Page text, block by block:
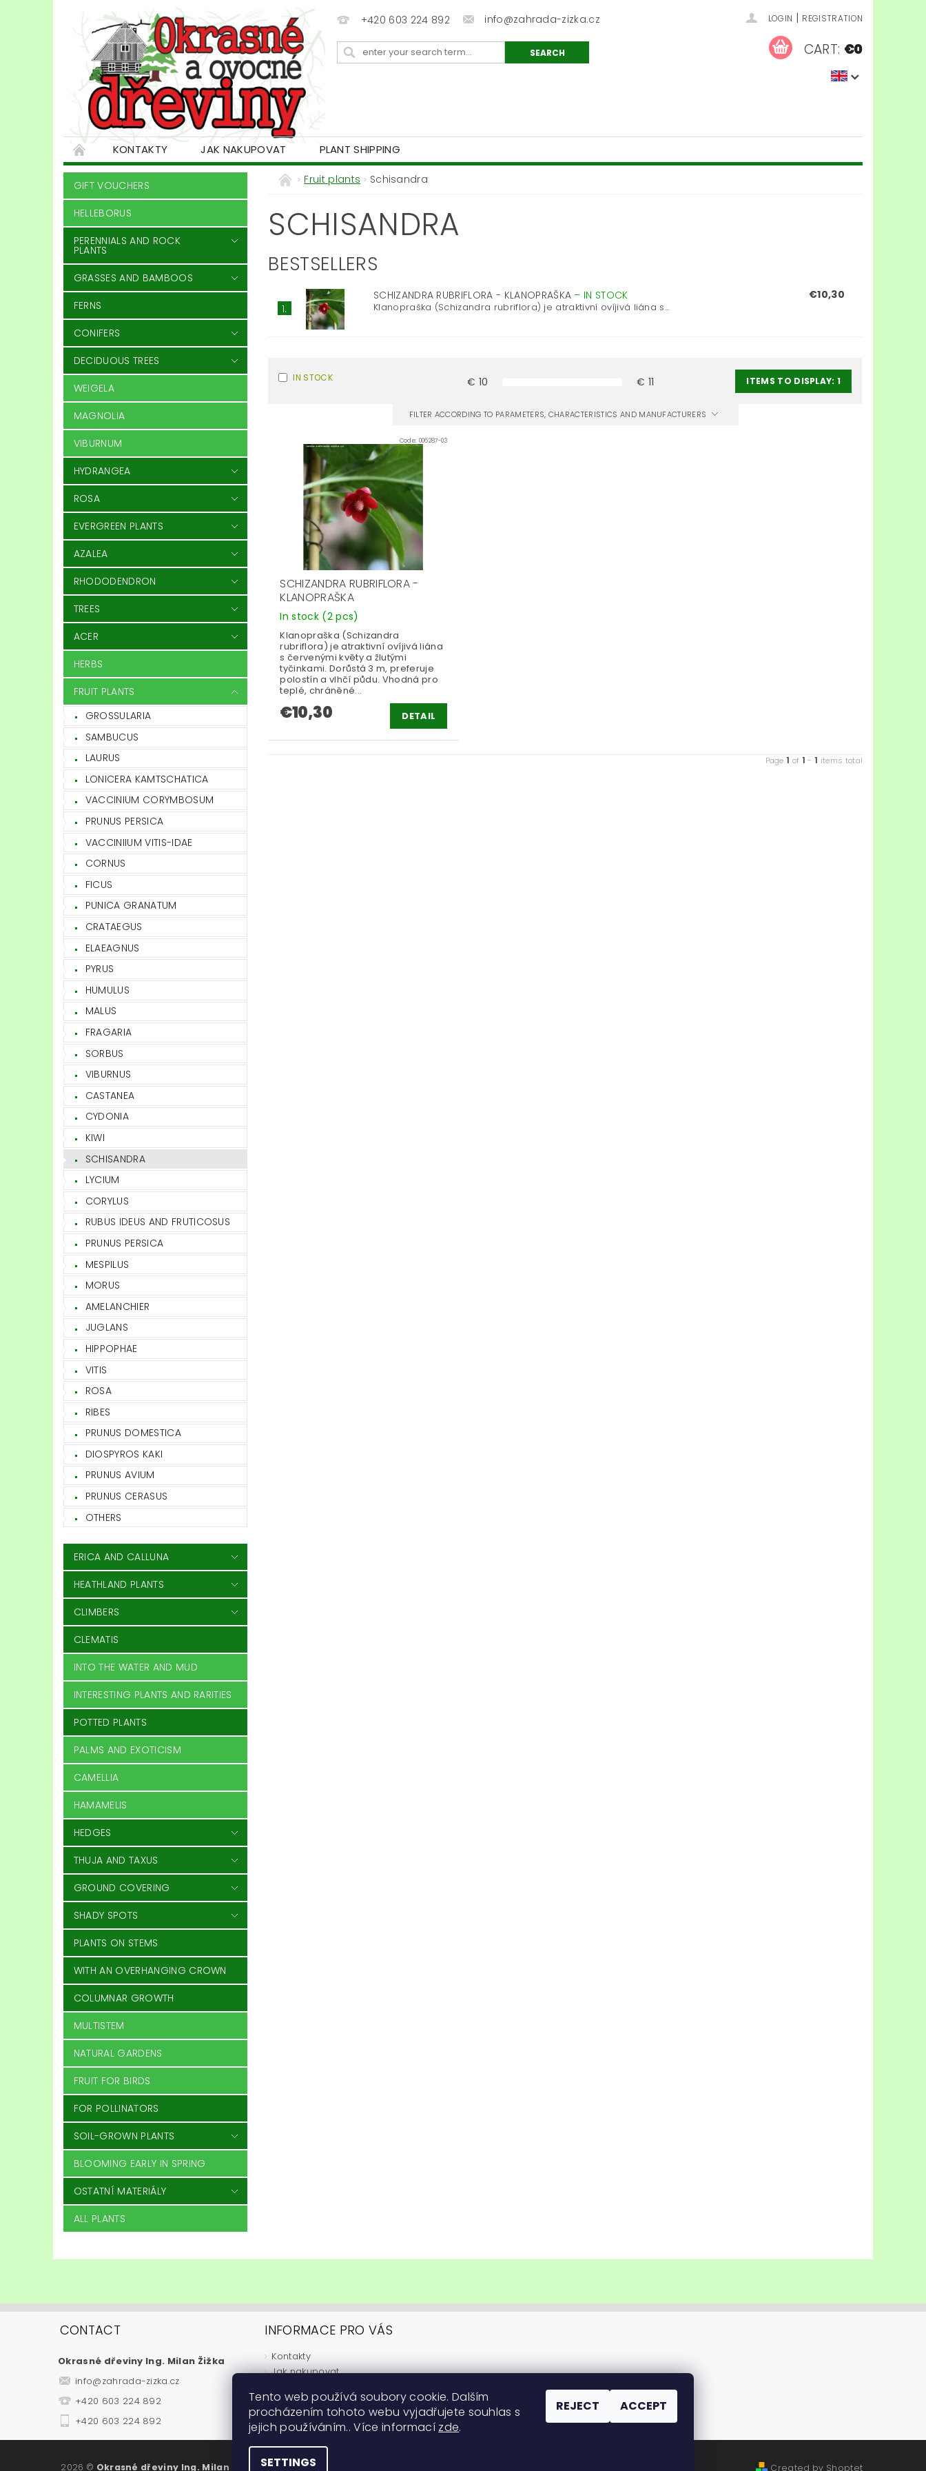
+420 603 224 892 info@zahrada-zizka.cz LOGIN | REGISTRATION
CART: €0
KONTAKTY JAK NAKUPOVAT PLANT SHIPPING
GIFT VOUCHERS
HELLEBORUS
PERENNIALS AND ROCK
PLANTS
GRASSES AND BAMBOOS
FERNS
CONIFERS
DECIDUOUS TREES
WEIGELA
MAGNOLIA
VIBURNUM
HYDRANGEA
ROSA
EVERGREEN PLANTS
AZALEA
RHODODENDRON
TREES
ACER
HERBS
FRUIT PLANTS
GROSSULARIA
SAMBUCUS
LAURUS
LONICERA KAMTSCHATICA
VACCINIUM CORYMBOSUM
PRUNUS PERSICA
VACCINIIUM VITIS-IDAE
CORNUS
FICUS
PUNICA GRANATUM
CRATAEGUS
ELAEAGNUS
PYRUS
HUMULUS
MALUS
FRAGARIA
SORBUS
VIBURNUS
CASTANEA
CYDONIA
KIWI
SCHISANDRA
LYCIUM
CORYLUS
RUBUS IDEUS AND FRUTICOSUS
PRUNUS PERSICA
MESPILUS
MORUS
AMELANCHIER
JUGLANS
HIPPOPHAE
VITIS
ROSA
RIBES
PRUNUS DOMESTICA
DIOSPYROS KAKI
PRUNUS AVIUM
PRUNUS CERASUS
OTHERS
ERICA AND CALLUNA
HEATHLAND PLANTS
CLIMBERS
CLEMATIS
INTO THE WATER AND MUD
INTERESTING PLANTS AND RARITIES
POTTED PLANTS
PALMS AND EXOTICISM
CAMELLIA
HAMAMELIS
HEDGES
THUJA AND TAXUS
GROUND COVERING
SHADY SPOTS
PLANTS ON STEMS
WITH AN OVERHANGING CROWN
COLUMNAR GROWTH
MULTISTEM
NATURAL GARDENS
FRUIT FOR BIRDS
FOR POLLINATORS
SOIL-GROWN PLANTS
BLOOMING EARLY IN SPRING
OSTATNÍ MATERIÁLY
ALL PLANTS
Fruit plants Schisandra
SCHISANDRA
BESTSELLERS
1.
SCHIZANDRA RUBRIFLORA - KLANOPRAŠKA – IN STOCK
Klanopraška (Schizandra rubriflora) je atraktivní ovíjivá liána s...
€10,30
IN STOCK € 10 € 11 ITEMS TO DISPLAY:1
FILTER ACCORDING TO PARAMETERS, CHARACTERISTICS AND MANUFACTURERS
Code: 006287-03
SCHIZANDRA RUBRIFLORA -
KLANOPRAŠKA
In stock (2 pcs)
Klanopraška (Schizandra
rubriflora) je atraktivní ovíjivá liána
s červenými květy a žlutými
tyčinkami. Dorůstá 3 m, preferuje
polostín a vlhčí půdu. Vhodná pro
teplé, chráněné...
€10,30 DETAIL
Page1 of 1 -1 items total
CONTACT
Okrasné dřeviny Ing. Milan Žižka
info@zahrada-zizka.cz
+420 603 224 892
+420 603 224 892
INFORMACE PRO VÁS
Kontakty
Jak nakupovat
Podmínky ochrany osobních údajů
Fytosanitární informace
Návody na pěstování
2026 © Okrasné dřeviny Ing. Milan Žižka , all rights reserved. Created by Shoptet
Tento web používá soubory cookie. Dalším
procházením tohoto webu vyjadřujete souhlas s
jejich používáním.. Více informací zde.
SETTINGS
REJECT ACCEPT